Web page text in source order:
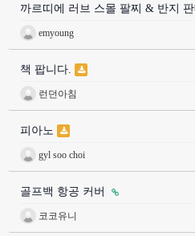
까르띠에 러브 스몰 팔찌 & 반지
emyoung
책 팝니다.
런던아침
피아노
gyl soo choi
골프백 항공 커버
코코유니